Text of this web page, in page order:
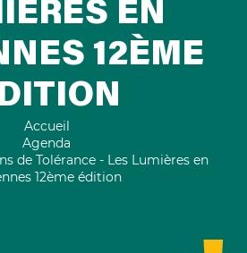
EN
12ÈME
Accueil
Agenda
de Tolérance - Les Lumières en
12ème édition